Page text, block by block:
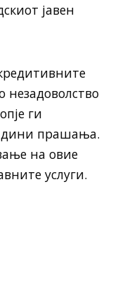
јавен
ги
прашања.
на овие
услуги.